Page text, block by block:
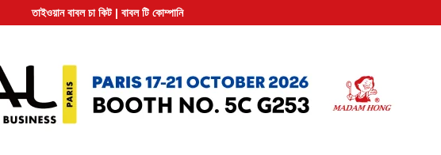
তাইওয়ান বাবল চা কিট | বাবল টি কোম্পানি